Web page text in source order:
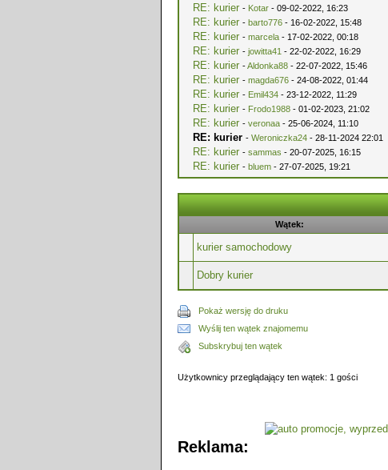
RE: kurier - Kotar - 09-02-2022, 16:23
RE: kurier - barto776 - 16-02-2022, 15:48
RE: kurier - marcela - 17-02-2022, 00:18
RE: kurier - jowitta41 - 22-02-2022, 16:29
RE: kurier -Aldonka88 - 22-07-2022, 15:46
RE: kurier - magda676 - 24-08-2022, 01:44
RE: kurier - Emil434 - 23-12-2022, 11:29
RE: kurier - Frodo1988 - 01-02-2023, 21:02
RE: kurier - veronaa - 25-06-2024, 11:10
RE: kurier - Weroniczka24 - 28-11-2024 22:01
RE: kurier - sammas - 20-07-2025, 16:15
RE: kurier - bluem - 27-07-2025, 19:21
Wątek:
kurier samochodowy
Dobry kurier
Pokaż wersję do druku
Wyślij ten wątek znajomemu
Subskrybuj ten wątek
Użytkownicy przeglądający ten wątek: 1 gości
Reklama: